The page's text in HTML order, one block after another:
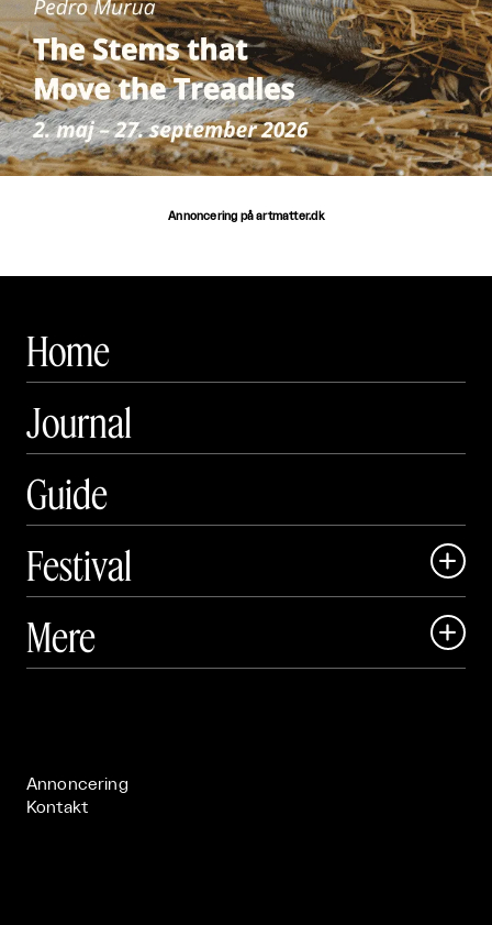
Annoncering på artmatter.dk
Home
Journal
Guide
Festival

 Art Matter Festival
Mere 
Annoncering
Kontakt